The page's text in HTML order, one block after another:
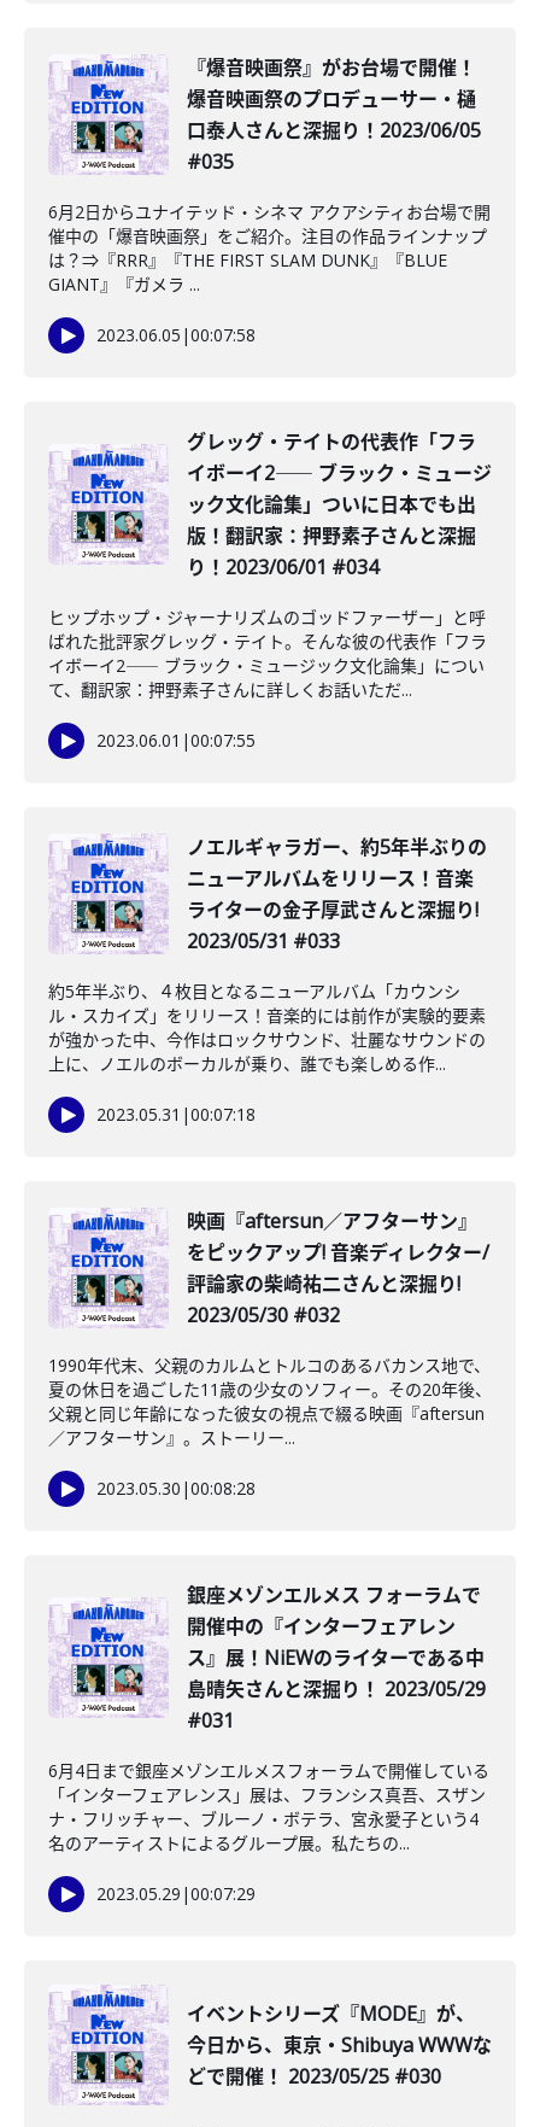
『爆音映画祭』がお台場で開催！
爆音映画祭のプロデューサー・樋
口泰人さんと深掘り！2023/06/05
#035
6月2日からユナイテッド・シネマ アクアシティお台場で開
催中の「爆音映画祭」をご紹介。注目の作品ラインナップ
は？⇒『RRR』『THE FIRST SLAM DUNK』『BLUE
GIANT』『ガメラ ...
2023.06.05 |00:07:58
グレッグ・テイトの代表作「フラ
イボーイ2―― ブラック・ミュージ
ック文化論集」ついに日本でも出
版！翻訳家：押野素子さんと深掘
り！2023/06/01 #034
ヒップホップ・ジャーナリズムのゴッドファーザー」と呼
ばれた批評家グレッグ・テイト。そんな彼の代表作「フラ
イボーイ2―― ブラック・ミュージック文化論集」につい
て、翻訳家：押野素子さんに詳しくお話いただ...
2023.06.01 |00:07:55
ノエルギャラガー、約5年半ぶりの
ニューアルバムをリリース！音楽
ライターの金子厚武さんと深掘り!
2023/05/31 #033
約5年半ぶり、４枚目となるニューアルバム「カウンシ
ル・スカイズ」をリリース！音楽的には前作が実験的要素
が強かった中、今作はロックサウンド、壮麗なサウンドの
上に、ノエルのボーカルが乗り、誰でも楽しめる作...
2023.05.31 |00:07:18
映画『aftersun／アフターサン』
をピックアップ! 音楽ディレクター/
評論家の柴崎祐二さんと深掘り!
2023/05/30 #032
1990年代末、父親のカルムとトルコのあるバカンス地で、
夏の休日を過ごした11歳の少女のソフィー。その20年後、
父親と同じ年齢になった彼女の視点で綴る映画『aftersun
／アフターサン』。ストーリー...
2023.05.30 |00:08:28
銀座メゾンエルメス フォーラムで
開催中の『インターフェアレン
ス』展！NiEWのライターである中
島晴矢さんと深掘り！ 2023/05/29
#031
6月4日まで銀座メゾンエルメスフォーラムで開催している
「インターフェアレンス」展は、フランシス真吾、スザン
ナ・フリッチャー、ブルーノ・ボテラ、宮永愛子という4
名のアーティストによるグループ展。私たちの...
2023.05.29 |00:07:29
イベントシリーズ『MODE』が、
今日から、東京・Shibuya WWWな
どで開催！ 2023/05/25 #030